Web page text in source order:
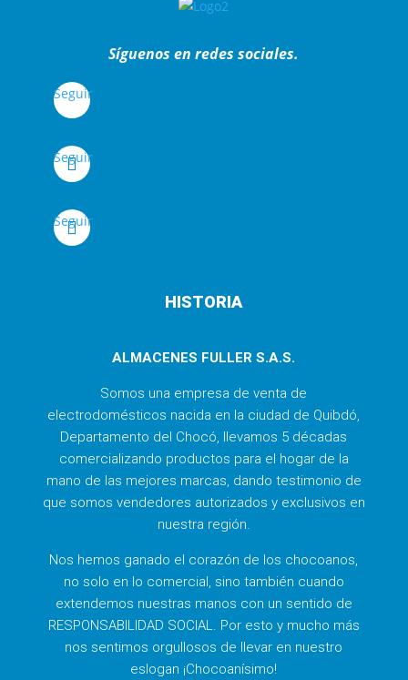
Síguenos en redes sociales.
Seguir
Seguir
Seguir
HISTORIA
ALMACENES FULLER S.A.S.
Somos una empresa de venta de
electrodomésticos nacida en la ciudad de Quibdó,
Departamento del Chocó, llevamos 5 décadas
comercializando productos para el hogar de la
mano de las mejores marcas, dando testimonio de
que somos vendedores autorizados y exclusivos en
nuestra región.
Nos hemos ganado el corazón de los chocoanos,
no solo en lo comercial, sino también cuando
extendemos nuestras manos con un sentido de
RESPONSABILIDAD SOCIAL. Por esto y mucho más
nos sentimos orgullosos de llevar en nuestro
eslogan ¡Chocoanísimo!